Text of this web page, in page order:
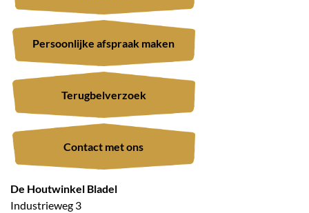
Persoonlijke afspraak maken
Terugbelverzoek
Contact met ons
De Houtwinkel Bladel
Industrieweg 3